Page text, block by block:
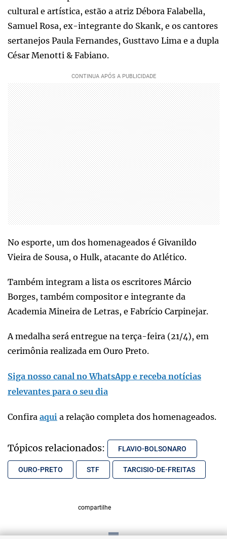
cultural e artística, estão a atriz Débora Falabella,
Samuel Rosa, ex-integrante do Skank, e os cantores
sertanejos Paula Fernandes, Gusttavo Lima e a dupla
César Menotti & Fabiano.
No esporte, um dos homenageados é Givanildo
Vieira de Sousa, o Hulk, atacante do Atlético.
Também integram a lista os escritores Márcio
Borges, também compositor e integrante da
Academia Mineira de Letras, e Fabrício Carpinejar.
A medalha será entregue na terça-feira (21/4), em
cerimônia realizada em Ouro Preto.
Siga nosso canal no WhatsApp e receba notícias
relevantes para o seu dia
Confira aqui a relação completa dos homenageados.
Tópicos relacionados: FLAVIO-BOLSONARO
OURO-PRETO STF TARCISIO-DE-FREITAS
compartilhe